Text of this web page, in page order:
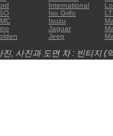
International
Iso Grifo LTI
Isuzu
Jaguar
Jeep
, 사진과 도면 차 : 빈티지 (